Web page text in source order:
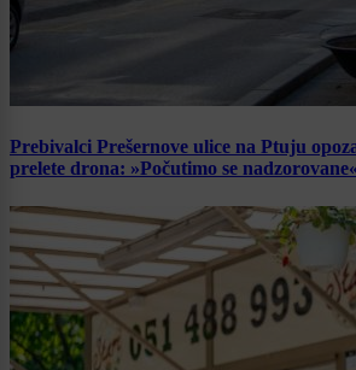
Prebivalci Prešernove ulice na Ptuju
prelete drona: »Počutimo se nadzorovane«